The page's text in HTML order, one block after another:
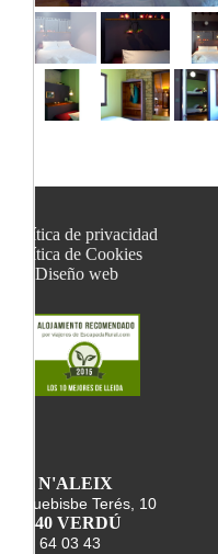
Política de privacidad
Política de Cookies
Diseño web
CA N'ALEIX
Arquebisbe Terés, 10
25340 VERDÚ
678 64 03 43